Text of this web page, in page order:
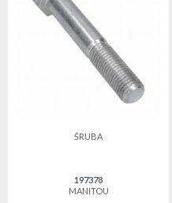
ŚRUBA
197378
MANITOU